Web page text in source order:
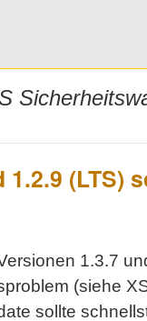
(LTS)
1.3.7
(siehe
sollte